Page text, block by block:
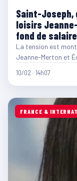
Saint-Joseph,
loisirs
fond de
La tension est
Jeanne-Merton et
10/02 · 14h07
FRANCE &